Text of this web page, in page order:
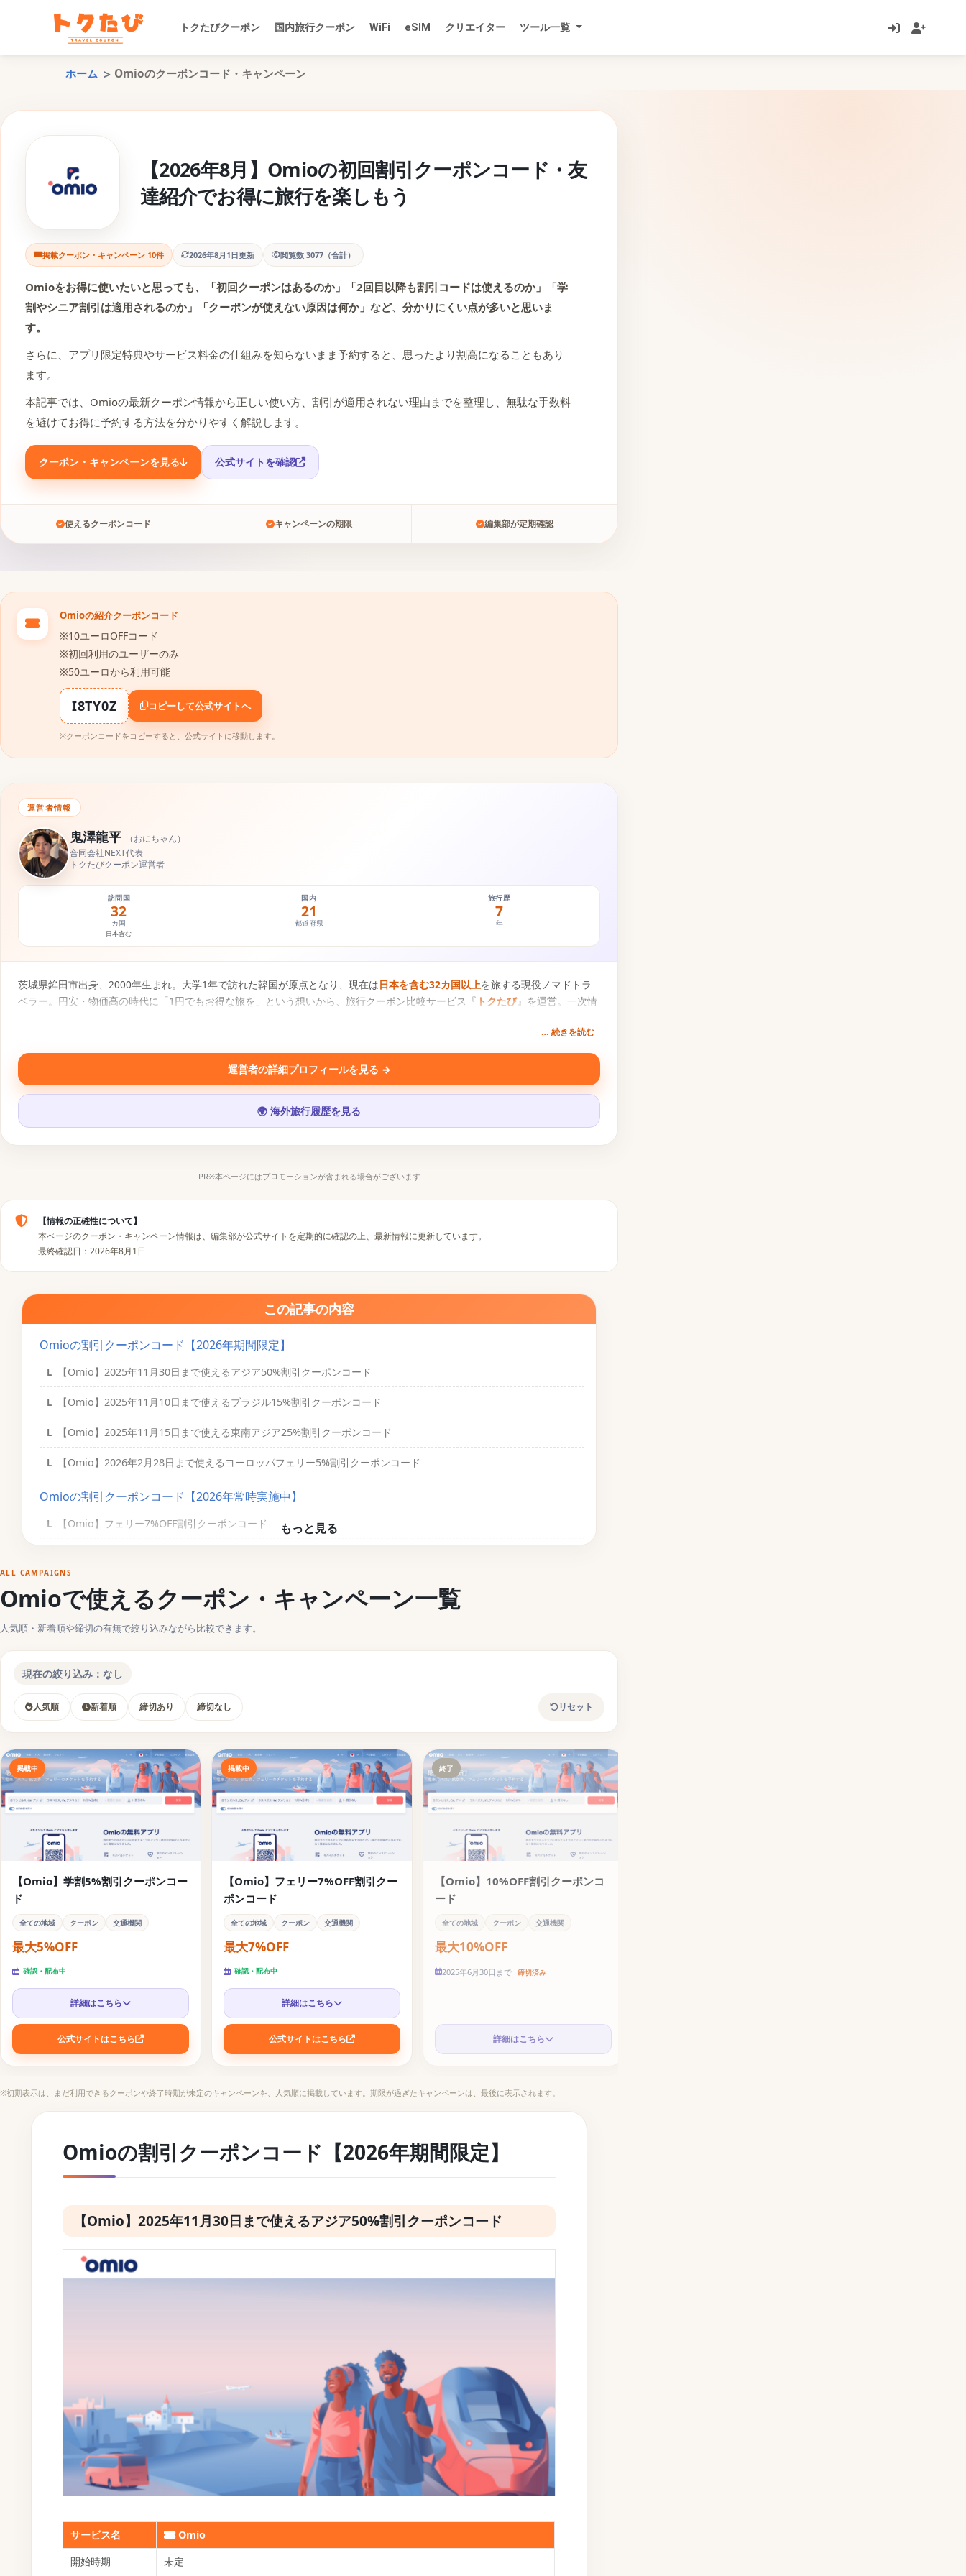
トクたびクーポン 国内旅行クーポン WiFi eSIM クリエイター ツール一覧
ホーム Omioのクーポンコード・キャンペーン
【2026年8月】Omioの初回割引クーポンコード・友
達紹介でお得に旅行を楽しもう
掲載クーポン・キャンペーン 10件 2026年8月1日更新 閲覧数 3077（合計）
Omioをお得に使いたいと思っても、「初回クーポンはあるのか」「2回目以降も割引コードは使えるのか」「学
割やシニア割引は適用されるのか」「クーポンが使えない原因は何か」など、分かりにくい点が多いと思いま
す。
さらに、アプリ限定特典やサービス料金の仕組みを知らないまま予約すると、思ったより割高になることもあり
ます。
本記事では、Omioの最新クーポン情報から正しい使い方、割引が適用されない理由までを整理し、無駄な手数料
を避けてお得に予約する方法を分かりやすく解説します。
クーポン・キャンペーンを見る 公式サイトを確認
使えるクーポンコード キャンペーンの期限 編集部が定期確認
Omioの紹介クーポンコード
※10ユーロOFFコード
※初回利用のユーザーのみ
※50ユーロから利用可能
I8TY0Z コピーして公式サイトへ
※クーポンコードをコピーすると、公式サイトに移動します。
運営者情報
鬼澤龍平 （おにちゃん）
合同会社NEXT代表
トクたびクーポン運営者
訪問国
32
カ国
日本含む
国内
21
都道府県
旅行歴
7
年
茨城県鉾田市出身、2000年生まれ。大学1年で訪れた韓国が原点となり、現在は日本を含む32カ国以上を旅する現役ノマドトラ
ベラー。円安・物価高の時代に「1円でもお得な旅を」という想いから、旅行クーポン比較サービス『 トクたび』を運営。一次情
SNS・運営メディア
▶ 𝕏 📷 ♪
… 続きを読む
運営者の詳細プロフィールを見る →
🌍 海外旅行履歴を見る
PR※本ページにはプロモーションが含まれる場合がございます
【情報の正確性について】
本ページのクーポン・キャンペーン情報は、編集部が公式サイトを定期的に確認の上、最新情報に更新しています。
最終確認日：2026年8月1日
この記事の内容
Omioの割引クーポンコード【2026年期間限定】
【Omio】2025年11月30日まで使えるアジア50%割引クーポンコード
【Omio】2025年11月10日まで使えるブラジル15%割引クーポンコード
【Omio】2025年11月15日まで使える東南アジア25%割引クーポンコード
【Omio】2026年2月28日まで使えるヨーロッパフェリー5%割引クーポンコード
Omioの割引クーポンコード【2026年常時実施中】
【Omio】フェリー7%OFF割引クーポンコード
Omioの初回割引クーポンコード・友達紹介キャンペーン
初回割引クーポンコード・友達紹介キャンペーンの概要
Omioの割引クーポンが使えない場合の対処法
【締切済み】Omioの割引クーポンコード・キャンペーン情報
【omio】2025年9月30日まで使える割引クーポンコード
【Omio】10%OFF割引クーポンコード
【omio】2025年3月17日まで12%割引クーポンキャンペーン
【omio】2025年2月2日まで5ユーロ割引クーポンキャンペーン
【関連】旅行で使えるクーポンコードまとめ
ホテル予約サイトに使えるお得な旅行クーポンコード
アクティビティ予約に使えるお得な旅行クーポンコード
パッケージツアーとホテル予約サイトに使えるお得な旅行クーポンコード
航空券予約に使えるお得な旅行クーポンコード
ALL CAMPAIGNS
Omioで使えるクーポン・キャンペーン一覧
人気順・新着順や締切の有無で絞り込みながら比較できます。
現在の絞り込み：なし
人気順 新着順 締切あり 締切なし リセット
掲載中
【Omio】学割5%割引クーポンコー
ド
全ての地域 クーポン 交通機関
最大5%OFF
確認・配布中
詳細はこちら
公式サイトはこちら
掲載中
【Omio】フェリー7%OFF割引クー
ポンコード
全ての地域 クーポン 交通機関
最大7%OFF
確認・配布中
詳細はこちら
公式サイトはこちら
終了
【Omio】10%OFF割引クーポンコ
ード
全ての地域 クーポン 交通機関
最大10%OFF
2025年6月30日まで 締切済み
詳細はこちら
※初期表示は、まだ利用できるクーポンや終了時期が未定のキャンペーンを、人気順に掲載しています。期限が過ぎたキャンペーンは、最後に表示されます。
Omioの割引クーポンコード【2026年期間限定】
【Omio】2025年11月30日まで使えるアジア50%割引クーポンコード
サービス名
Omio
開始時期
未定